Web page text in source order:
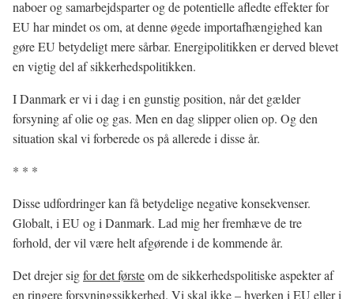
naboer og samarbejdsparter og de potentielle afledte effekter for
EU har mindet os om, at denne øgede importafhængighed kan
gøre EU betydeligt mere sårbar. Energipolitikken er derved blevet
en vigtig del af sikkerhedspolitikken.
I Danmark er vi i dag i en gunstig position, når det gælder
forsyning af olie og gas. Men en dag slipper olien op. Og den
situation skal vi forberede os på allerede i disse år.
* * *
Disse udfordringer kan få betydelige negative konsekvenser.
Globalt, i EU og i Danmark. Lad mig her fremhæve de tre
forhold, der vil være helt afgørende i de kommende år.
Det drejer sigfor det førsteom de sikkerhedspolitiske aspekter af
en ringere forsyningssikkerhed. Vi skal ikke – hverken i EU eller i